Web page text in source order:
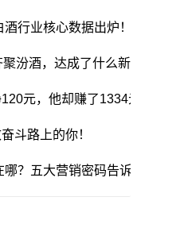
行业核心数据出炉！
汾酒，达成了什么新共识？
120元，他却赚了1334元！他
斗路上的你！
？五大营销密码告诉你答案！